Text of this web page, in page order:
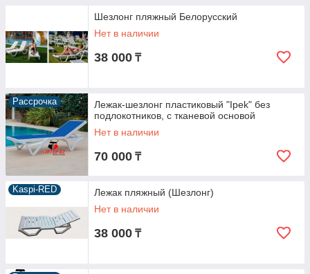
Шезлонг пляжный Белорусский
Нет в наличии
38 000 ₸
Рассрочка
Лежак-шезлонг пластиковый "Ipek" без
подлокотников, с тканевой основой
Нет в наличии
70 000 ₸
Kaspi-RED
Лежак пляжный (Шезлонг)
Нет в наличии
38 000 ₸